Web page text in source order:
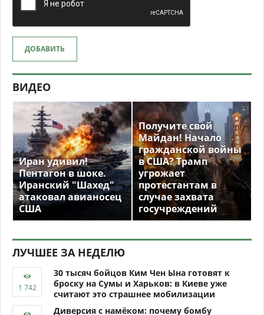
ДОБАВИТЬ
ВИДЕО
Иран удивил!
Пентагон в шоке.
Иранский "Шахед"
атаковал авианосец
США
Получите свой
Майдан! Начало
гражданской войны
в США? Трамп
угрожает
протестантам в
случае захвата
госучреждений
ЛУЧШЕЕ ЗА НЕДЕЛЮ
30 тысяч бойцов Ким Чен Ына готовят к
броску на Сумы и Харьков: в Киеве уже
считают это страшнее мобилизации
Диверсия с намёком: почему бомбу